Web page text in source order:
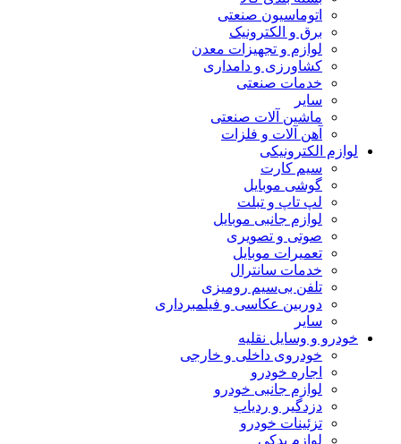
اتوماسیون صنعتی
برق و الکترونیک
لوازم و تجهیزات معدن
کشاورزی و دامداری
خدمات صنعتی
سایر
ماشین آلات صنعتی
آهن آلات و فلزات
لوازم الکترونیکی
سیم کارت
گوشی موبایل
لپ تاپ و تبلت
لوازم جانبی موبایل
صوتی و تصویری
تعمیرات موبایل
خدمات سانترال
تلفن بی‌سیم رومیزی
دوربین عکاسی و فیلمبرداری
سایر
خودرو و وسایل نقلیه
خودروی داخلی و خارجی
اجاره خودرو
لوازم جانبی خودرو
دزدگیر و ردیاب
تزئینات خودرو
لوازم یدکی